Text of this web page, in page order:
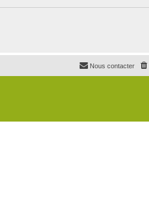
Nous contacter